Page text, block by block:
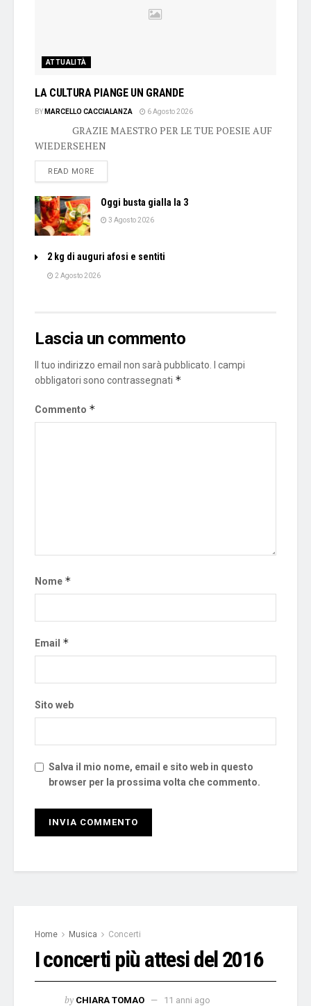
ATTUALITÀ
LA CULTURA PIANGE UN GRANDE
BY MARCELLO CACCIALANZA 6 Agosto 2026
GRAZIE MAESTRO PER LE TUE POESIE AUF
WIEDERSEHEN
READ MOREDETAILS
Oggi busta gialla la 3
3 Agosto 2026
2 kg di auguri afosi e sentiti
2 Agosto 2026
Lascia un commento
Il tuo indirizzo email non sarà pubblicato.
I campi
obbligatori sono contrassegnati *
Commento *
Nome *
Email *
Sito web
Salva il mio nome, email e sito web in questo
browser per la prossima volta che commento.
Home Musica Concerti
I concerti più attesi del 2016
by CHIARA TOMAO 11 anni ago